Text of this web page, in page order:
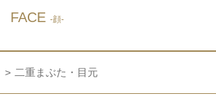
FACE -顔-
二重まぶた・目元